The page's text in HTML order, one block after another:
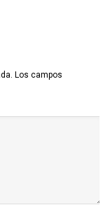
Los campos